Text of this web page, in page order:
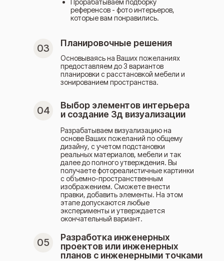
05
Разработка инженерных
проектов или инженерных
планов с инженерными точками
04
Выбор элементов интерьера
и создание 3д визуализации
Разрабатываем визуализацию на
основе Ваших пожеланий по общему
дизайну, с учетом подстановки
реальных материалов, мебели и так
далее до полного утверждения. Вы
получаете фотореалистичные картинки
с объемно-пространственным
изображением. Сможете внести
правки, добавить элементы. На этом
этапе допускаются любые
эксперименты и утверждается
окончательный вариант.
03 Планировочные решения
Основываясь на Ваших пожеланиях
предоставляем до 3 вариантов
планировки с расстановкой мебели и
зонированием пространства.
Прорабатываем подборку
референсов - фото интерьеров,
которые вам понравились.